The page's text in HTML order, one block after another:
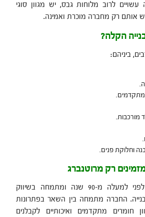
עשויים לרוב מלוחות גבס, יש מגוון סוגי
אותם רק מחברה מוכרת ואמינה.
הקלה?
ביניהם:
מורכבות.
וחלוקת פנים.
רק מרוטנברג
חברת רוטנברג הוקמה לפני למעלה מ-90 שנה ומתמחה בשיווק
החברה מתמחה בין השאר בפתרונות
חומרים מתקדמים ואיכותיים לקבלנים